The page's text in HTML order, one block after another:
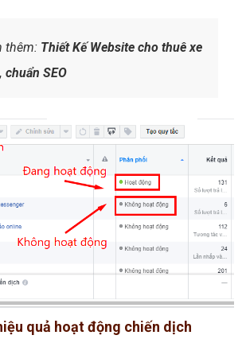
thêm: Thiết Kế Website cho thuê xe
chuẩn SEO
quả hoạt động chiến dịch